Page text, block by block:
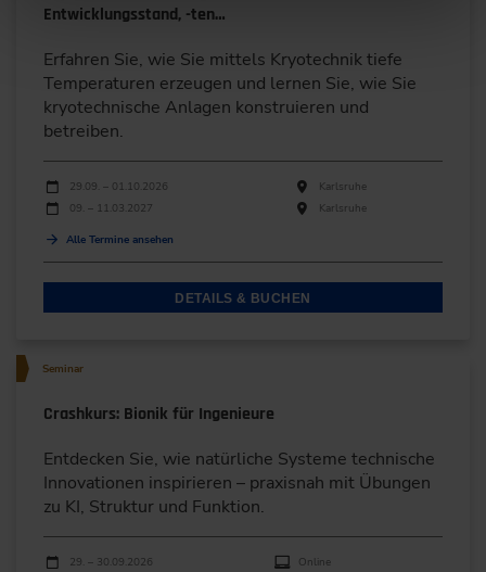
Entwicklungsstand, -ten…
Erfahren Sie, wie Sie mittels Kryotechnik tiefe
Temperaturen erzeugen und lernen Sie, wie Sie
kryotechnische Anlagen konstruieren und
betreiben.
Durchführungen
Veranstaltungsdatum Veranstaltungsort
29.09. – 01.10.2026
Karlsruhe
09. – 11.03.2027
Karlsruhe
Alle Termine ansehen
DETAILS & BUCHEN
Seminar
Crashkurs: Bionik für Ingenieure
Entdecken Sie, wie natürliche Systeme technische
Innovationen inspirieren – praxisnah mit Übungen
zu KI, Struktur und Funktion.
Durchführungen
Veranstaltungsdatum
29. – 30.09.2026
Online